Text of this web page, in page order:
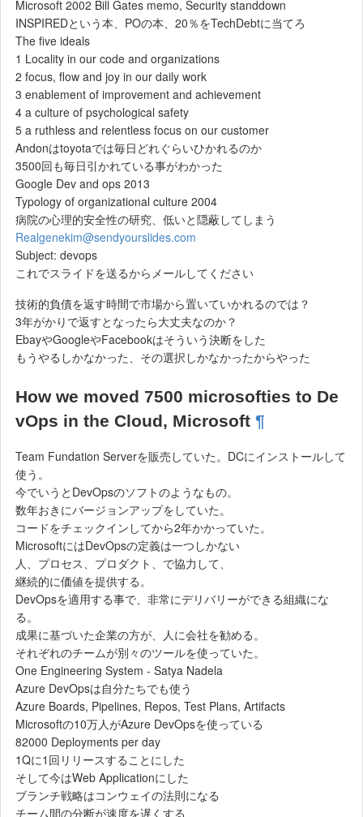
Microsoft 2002 Bill Gates memo, Security standdown
INSPIREDという本、POの本、20％をTechDebtに当てろ
The five ideals
1 Locality in our code and organizations
2 focus, flow and joy in our daily work
3 enablement of improvement and achievement
4 a culture of psychological safety
5 a ruthless and relentless focus on our customer
Andonはtoyotaでは毎日どれぐらいひかれるのか
3500回も毎日引かれている事がわかった
Google Dev and ops 2013
Typology of organizational culture 2004
病院の心理的安全性の研究、低いと隠蔽してしまう
Realgenekim@sendyourslides.com
Subject: devops
これでスライドを送るからメールしてください
技術的負債を返す時間で市場から置いていかれるのでは？
3年がかりで返すとなったら大丈夫なのか？
EbayやGoogleやFacebookはそういう決断をした
もうやるしかなかった、その選択しかなかったからやった
How we moved 7500 microsofties to De
vOps in the Cloud, Microsoft ¶
Team Fundation Serverを販売していた。DCにインストールして
使う。
今でいうとDevOpsのソフトのようなもの。
数年おきにバージョンアップをしていた。
コードをチェックインしてから2年かかっていた。
MicrosoftにはDevOpsの定義は一つしかない
人、プロセス、プロダクト、で協力して、
継続的に価値を提供する。
DevOpsを適用する事で、非常にデリバリーができる組織にな
る。
成果に基づいた企業の方が、人に会社を勧める。
それぞれのチームが別々のツールを使っていた。
One Engineering System - Satya Nadela
Azure DevOpsは自分たちでも使う
Azure Boards, Pipelines, Repos, Test Plans, Artifacts
Microsoftの10万人がAzure DevOpsを使っている
82000 Deployments per day
1Qに1回リリースすることにした
そして今はWeb Applicationにした
ブランチ戦略はコンウェイの法則になる
チーム間の分断が速度を遅くする